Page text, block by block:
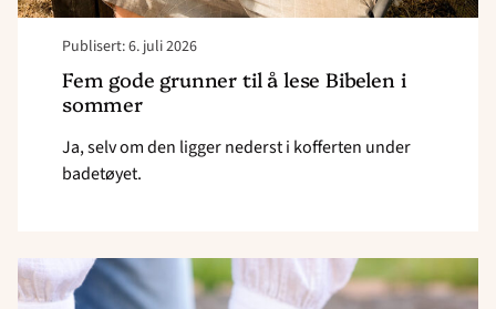
Publisert: 6. juli 2026
Fem gode grunner til å lese Bibelen i
sommer
Ja, selv om den ligger nederst i kofferten under
badetøyet.
Read
article